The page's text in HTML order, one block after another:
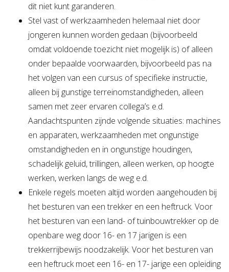
dit niet kunt garanderen.
Stel vast of werkzaamheden helemaal niet door
jongeren kunnen worden gedaan (bijvoorbeeld
omdat voldoende toezicht niet mogelijk is) of alleen
onder bepaalde voorwaarden, bijvoorbeeld pas na
het volgen van een cursus of specifieke instructie,
alleen bij gunstige terreinomstandigheden, alleen
samen met zeer ervaren collega’s e.d.
Aandachtspunten zijnde volgende situaties: machines
en apparaten, werkzaamheden met ongunstige
omstandigheden en in ongunstige houdingen,
schadelijk geluid, trillingen, alleen werken, op hoogte
werken, werken langs de weg e.d.
Enkele regels moeten altijd worden aangehouden bij
het besturen van een trekker en een heftruck. Voor
het besturen van een land- of tuinbouwtrekker op de
openbare weg door 16- en 17 jarigen is een
trekkerrijbewijs noodzakelijk. Voor het besturen van
een heftruck moet een 16- en 17- jarige een opleiding